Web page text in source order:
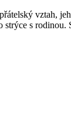
vztah,
s